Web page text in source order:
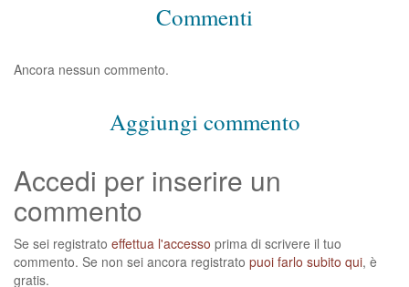
Commenti
Ancora nessun commento.
Aggiungi commento
Accedi per inserire un
commento
Se sei registrato effettua l'accesso prima di scrivere il tuo
commento. Se non sei ancora registrato puoi farlo subito qui, è
gratis.